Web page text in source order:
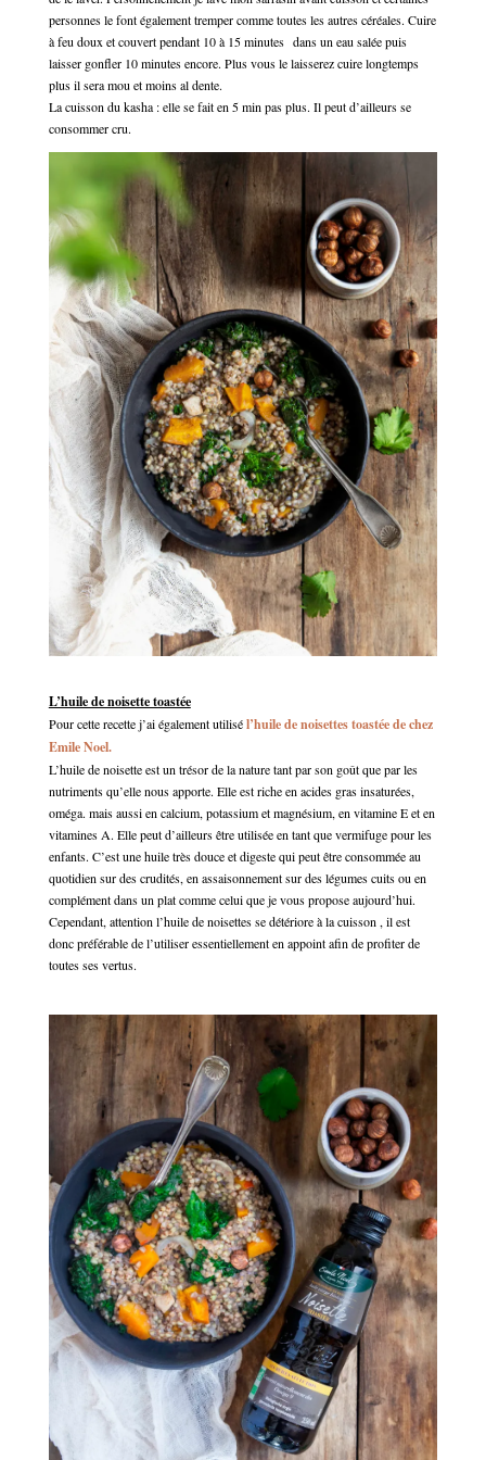
personnes le font également tremper comme toutes les autres céréales. Cuire
à feu doux et couvert pendant 10 à 15 minutes dans un eau salée puis
laisser gonfler 10 minutes encore. Plus vous le laisserez cuire longtemps
plus il sera mou et moins al dente.
La cuisson du kasha : elle se fait en 5 min pas plus. Il peut d’ailleurs se
consommer cru.
L’huile de noisette toastée
Pour cette recette j’ai également utilisél’huile de noisettes toastée de chez
Emile Noel.
L’huile de noisette est un trésor de la nature tant par son goût que par les
nutriments qu’elle nous apporte. Elle est riche en acides gras insaturées,
oméga. mais aussi en calcium, potassium et magnésium, en vitamine E et en
vitamines A. Elle peut d’ailleurs être utilisée en tant que vermifuge pour les
enfants. C’est une huile très douce et digeste qui peut être consommée au
quotidien sur des crudités, en assaisonnement sur des légumes cuits ou en
complément dans un plat comme celui que je vous propose aujourd’hui.
Cependant, attention l’huile de noisettes se détériore à la cuisson , il est
donc préférable de l’utiliser essentiellement en appoint afin de profiter de
toutes ses vertus.